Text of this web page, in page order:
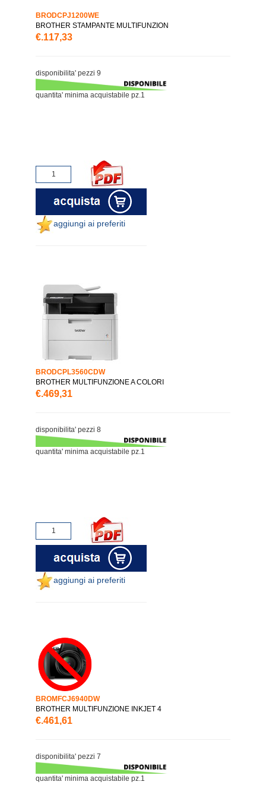
BRODCPJ1200WE
BROTHER STAMPANTE MULTIFUNZION
€.117,33
disponibilita' pezzi 9
quantita' minima acquistabile pz.1
aggiungi ai preferiti
BRODCPL3560CDW
BROTHER MULTIFUNZIONE A COLORI
€.469,31
disponibilita' pezzi 8
quantita' minima acquistabile pz.1
aggiungi ai preferiti
BROMFCJ6940DW
BROTHER MULTIFUNZIONE INKJET 4
€.461,61
disponibilita' pezzi 7
quantita' minima acquistabile pz.1